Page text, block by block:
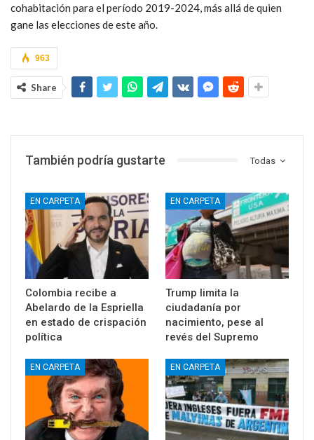
cohabitación para el período 2019-2024, más allá de quien
gane las elecciones de este año.
963
Share
Todas
También podría gustarte
EN CARPETA
Colombia recibe a
Abelardo de la Espriella
en estado de crispación
política
EN CARPETA
Trump limita la
ciudadanía por
nacimiento, pese al
revés del Supremo
EN CARPETA EN CARPETA